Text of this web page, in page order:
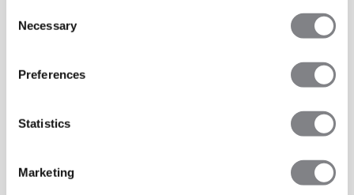
Selection
Necessary
Preferences
Statistics
Marketing